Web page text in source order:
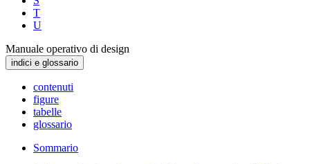
T
U
Manuale operativo di design
indici e glossario
contenuti
figure
tabelle
glossario
Sommario